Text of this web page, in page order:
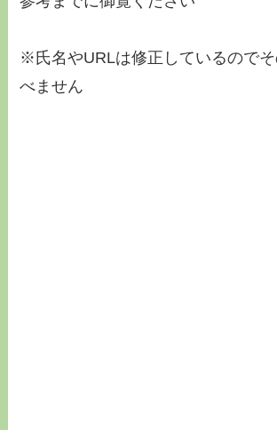
※氏名やURLは修正しているので
べません